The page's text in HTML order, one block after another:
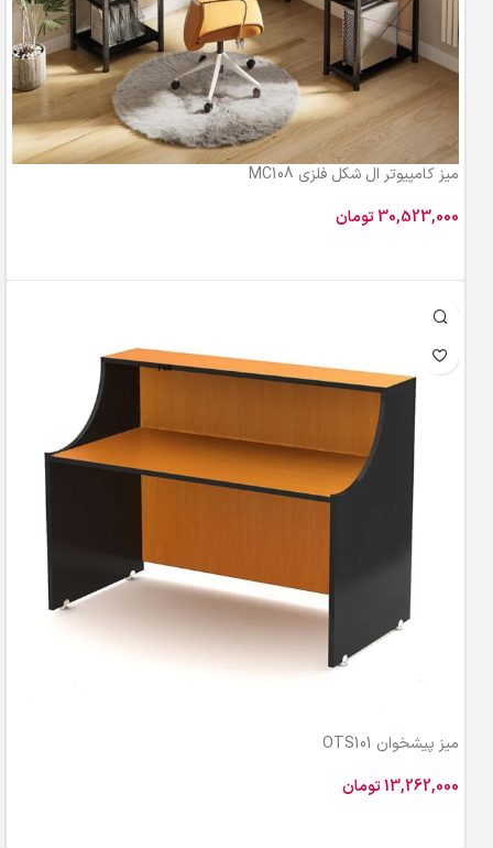
میز کامپیوتر ال شکل فلزی MC108
تومان
میز پیشخوان OTS101
تومان